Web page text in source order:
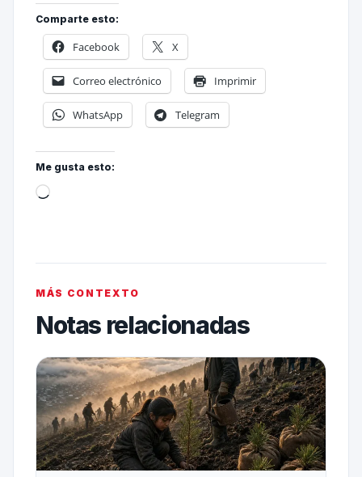
Comparte esto:
Facebook X
Correo electrónico Imprimir
WhatsApp Telegram
Me gusta esto:
MÁS CONTEXTO
Notas relacionadas